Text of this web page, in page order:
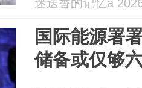
迷迭香的记忆a
国际能源署
储备或仅够